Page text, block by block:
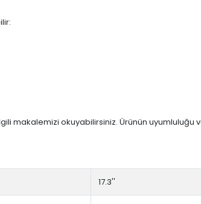
ilgili makalemizi okuyabilirsiniz. Ürünün
17.3''